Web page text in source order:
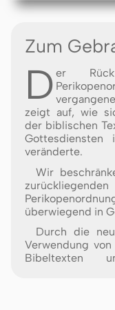
Zum
D er
zeigt auf, wie
der biblischen
veränderte.
Wir
überwiegend in
Durch die
Verwendung von
Bibeltexten